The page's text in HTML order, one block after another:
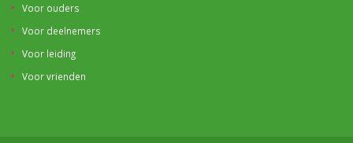
Voor ouders
Voor deelnemers
Voor leiding
Voor vrienden